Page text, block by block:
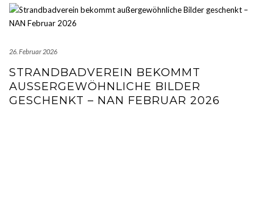
26. Februar 2026
STRANDBADVEREIN BEKOMMT
AUSSERGEWÖHNLICHE BILDER G
ESCHENKT – NAN FEBRUAR 2026